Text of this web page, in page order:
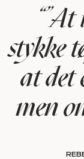
stykke
at det
men